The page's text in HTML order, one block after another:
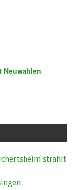
Neuwahlen
strahlt